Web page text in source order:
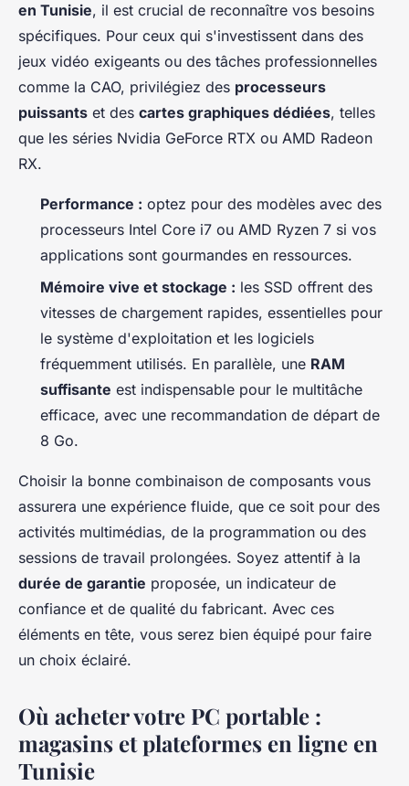
en Tunisie, il est crucial de reconnaître vos besoins
spécifiques. Pour ceux qui s'investissent dans des
jeux vidéo exigeants ou des tâches professionnelles
comme la CAO, privilégiez des processeurs
puissants et des cartes graphiques dédiées, telles
que les séries Nvidia GeForce RTX ou AMD Radeon
RX.
Performance : optez pour des modèles avec des
processeurs Intel Core i7 ou AMD Ryzen 7 si vos
applications sont gourmandes en ressources.
Mémoire vive et stockage : les SSD offrent des
vitesses de chargement rapides, essentielles pour
le système d'exploitation et les logiciels
fréquemment utilisés. En parallèle, une RAM
suffisante est indispensable pour le multitâche
efficace, avec une recommandation de départ de
8 Go.
Choisir la bonne combinaison de composants vous
assurera une expérience fluide, que ce soit pour des
activités multimédias, de la programmation ou des
sessions de travail prolongées. Soyez attentif à la
durée de garantie proposée, un indicateur de
confiance et de qualité du fabricant. Avec ces
éléments en tête, vous serez bien équipé pour faire
un choix éclairé.
Où acheter votre PC portable :
magasins et plateformes en ligne en
Tunisie